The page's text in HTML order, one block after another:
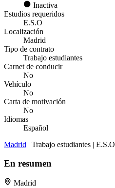
Inactiva
Estudios requeridos
E.S.O
Localización
Madrid
Tipo de contrato
Trabajo estudiantes
Carnet de conducir
No
Vehículo
No
Carta de motivación
No
Idiomas
Español
Madrid | Trabajo estudiantes | E.S.O
En resumen
Madrid